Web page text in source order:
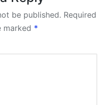
be published. Required
marked *